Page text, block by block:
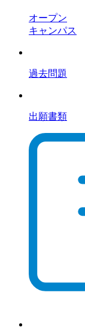
オープン
キャンパス
過去問題
出願書類